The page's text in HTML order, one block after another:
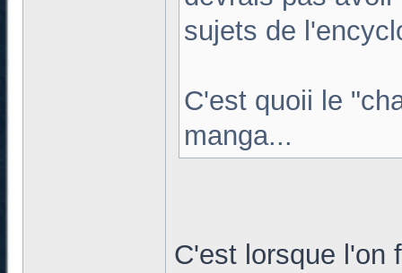
sujets de
C'est quoii le
manga...
C'est lorsque l'on